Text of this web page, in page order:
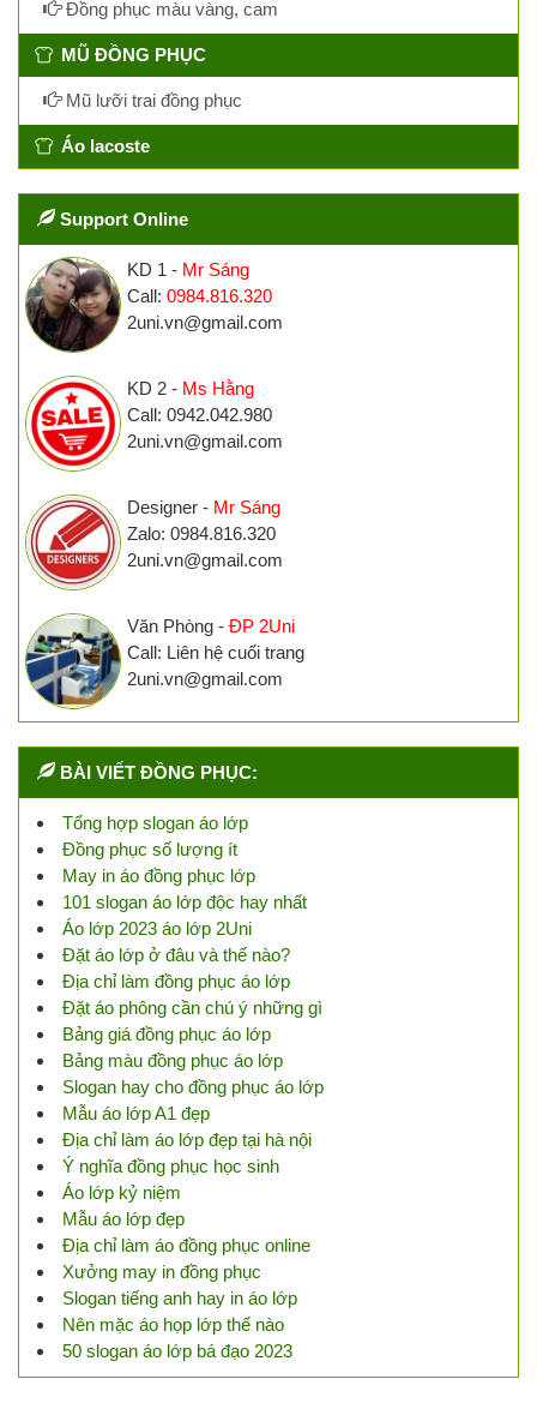
Đồng phục màu vàng, cam
MŨ ĐỒNG PHỤC
Mũ lưỡi trai đồng phục
Áo lacoste
Support Online
KD 1 - Mr Sáng
Call: 0984.816.320
2uni.vn@gmail.com
KD 2 - Ms Hằng
Call: 0942.042.980
2uni.vn@gmail.com
Designer - Mr Sáng
Zalo: 0984.816.320
2uni.vn@gmail.com
Văn Phòng - ĐP 2Uni
Call: Liên hệ cuối trang
2uni.vn@gmail.com
BÀI VIẾT ĐỒNG PHỤC:
Tổng hợp slogan áo lớp
Đồng phục số lượng ít
May in áo đồng phục lớp
101 slogan áo lớp độc hay nhất
Áo lớp 2023 áo lớp 2Uni
Đặt áo lớp ở đâu và thế nào?
Địa chỉ làm đồng phục áo lớp
Đặt áo phông cần chú ý những gì
Bảng giá đồng phục áo lớp
Bảng màu đồng phục áo lớp
Slogan hay cho đồng phục áo lớp
Mẫu áo lớp A1 đẹp
Địa chỉ làm áo lớp đẹp tại hà nội
Ý nghĩa đồng phục học sinh
Áo lớp kỷ niệm
Mẫu áo lớp đẹp
Địa chỉ làm áo đồng phục online
Xưởng may in đồng phục
Slogan tiếng anh hay in áo lớp
Nên mặc áo họp lớp thế nào
50 slogan áo lớp bá đạo 2023